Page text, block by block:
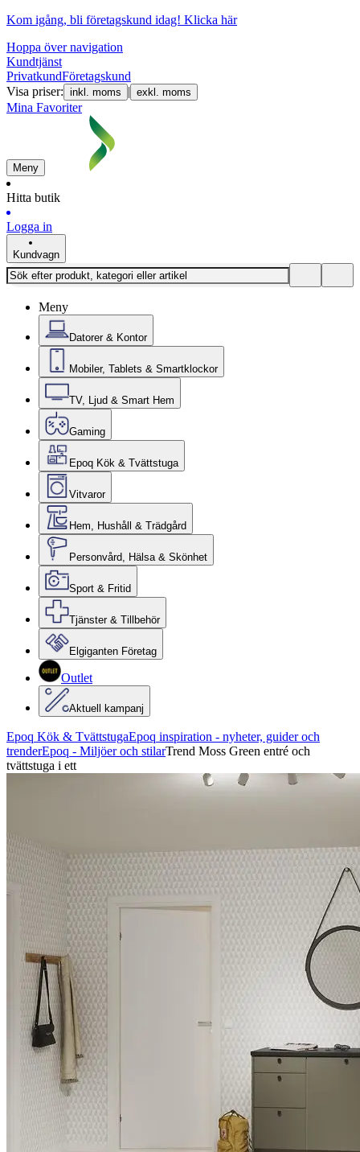
Kom igång, bli företagskund idag! Klicka här
Hoppa över navigation
Kundtjänst
PrivatkundFöretagskund
Visa priser: inkl. moms | exkl. moms
Mina Favoriter
Meny
Hitta butik
Logga in
Kundvagn
Meny
Datorer & Kontor
Mobiler, Tablets & Smartklockor
TV, Ljud & Smart Hem
Gaming
Epoq Kök & Tvättstuga
Vitvaror
Hem, Hushåll & Trädgård
Personvård, Hälsa & Skönhet
Sport & Fritid
Tjänster & Tillbehör
Elgiganten Företag
Outlet
Aktuell kampanj
Epoq Kök & TvättstugaEpoq inspiration - nyheter, guider och
trenderEpoq - Miljöer och stilarTrend Moss Green entré och
tvättstuga i ett